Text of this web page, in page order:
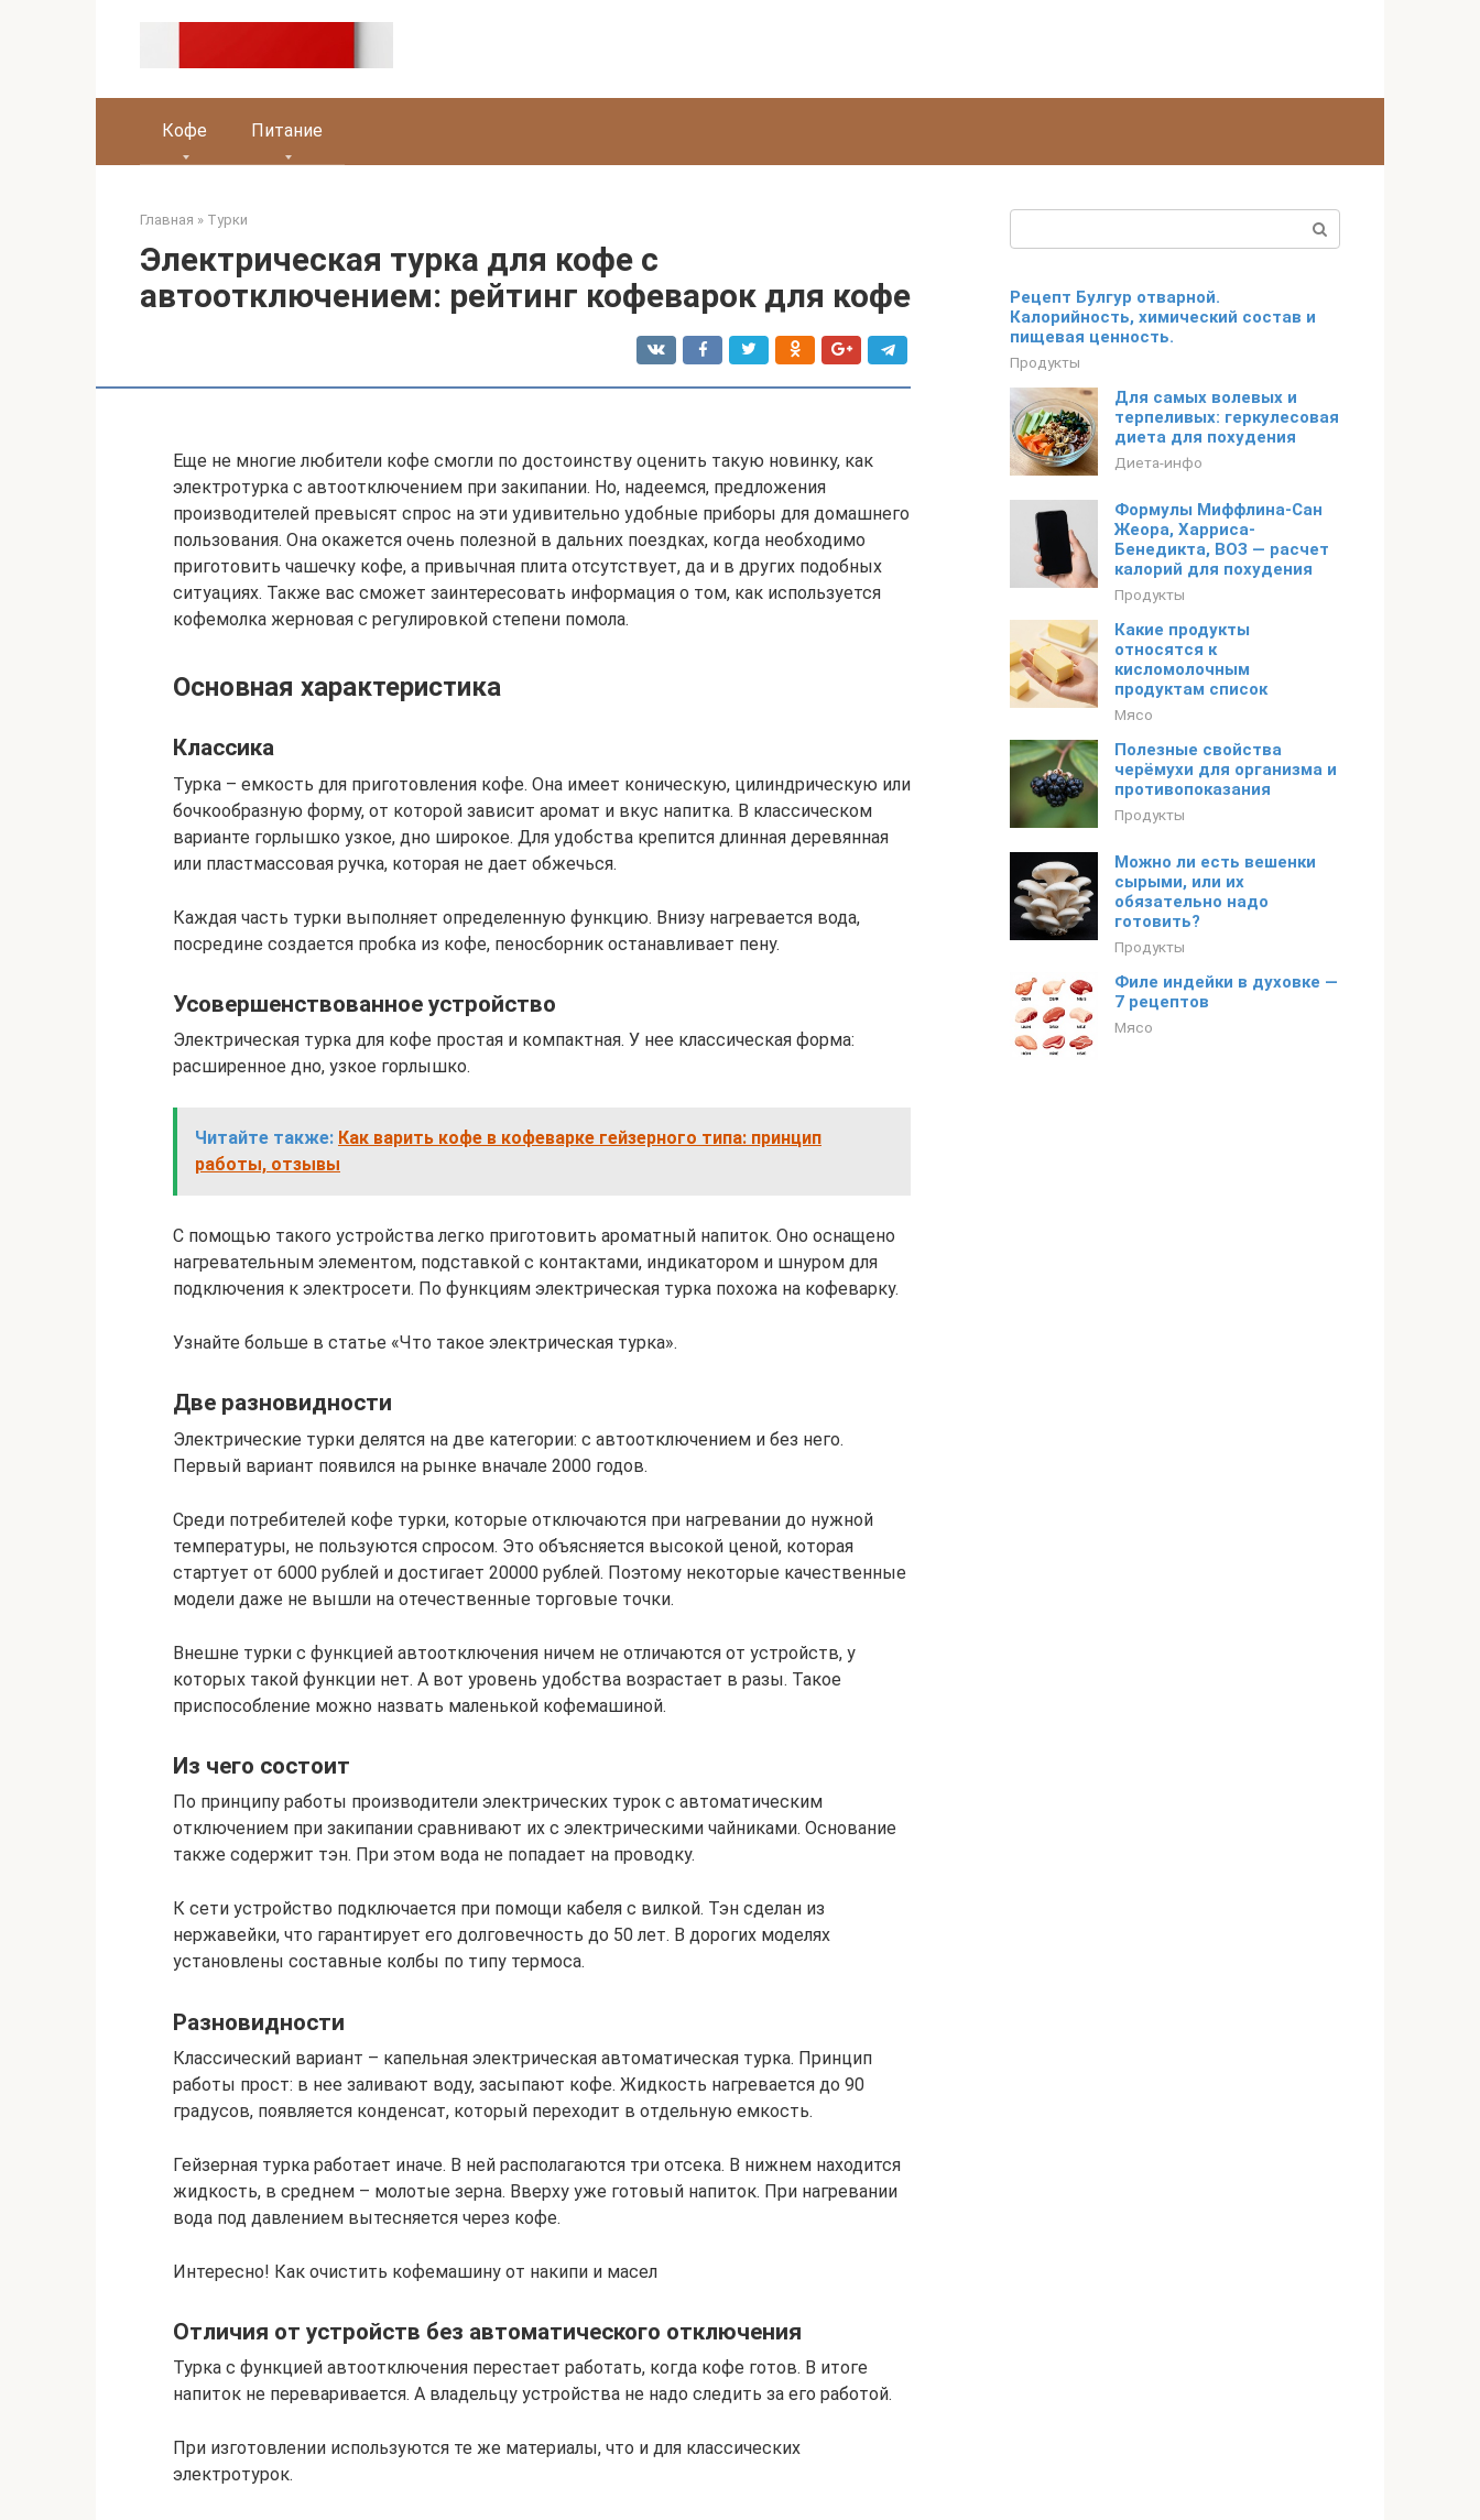
Кофе Питание
Главная » Турки
Электрическая турка для кофе с
автоотключением: рейтинг кофеварок для кофе
Еще не многие любители кофе смогли по достоинству оценить такую новинку, как
электротурка с автоотключением при закипании. Но, надеемся, предложения
производителей превысят спрос на эти удивительно удобные приборы для домашнего
пользования. Она окажется очень полезной в дальних поездках, когда необходимо
приготовить чашечку кофе, а привычная плита отсутствует, да и в других подобных
ситуациях. Также вас сможет заинтересовать информация о том, как используется
кофемолка жерновая с регулировкой степени помола.
Основная характеристика
Классика
Турка – емкость для приготовления кофе. Она имеет коническую, цилиндрическую или
бочкообразную форму, от которой зависит аромат и вкус напитка. В классическом
варианте горлышко узкое, дно широкое. Для удобства крепится длинная деревянная
или пластмассовая ручка, которая не дает обжечься.
Каждая часть турки выполняет определенную функцию. Внизу нагревается вода,
посредине создается пробка из кофе, пеносборник останавливает пену.
Усовершенствованное устройство
Электрическая турка для кофе простая и компактная. У нее классическая форма:
расширенное дно, узкое горлышко.
Читайте также: Как варить кофе в кофеварке гейзерного типа: принцип
работы, отзывы
С помощью такого устройства легко приготовить ароматный напиток. Оно оснащено
нагревательным элементом, подставкой с контактами, индикатором и шнуром для
подключения к электросети. По функциям электрическая турка похожа на кофеварку.
Узнайте больше в статье «Что такое электрическая турка».
Две разновидности
Электрические турки делятся на две категории: с автоотключением и без него.
Первый вариант появился на рынке вначале 2000 годов.
Среди потребителей кофе турки, которые отключаются при нагревании до нужной
температуры, не пользуются спросом. Это объясняется высокой ценой, которая
стартует от 6000 рублей и достигает 20000 рублей. Поэтому некоторые качественные
модели даже не вышли на отечественные торговые точки.
Внешне турки с функцией автоотключения ничем не отличаются от устройств, у
которых такой функции нет. А вот уровень удобства возрастает в разы. Такое
приспособление можно назвать маленькой кофемашиной.
Из чего состоит
По принципу работы производители электрических турок с автоматическим
отключением при закипании сравнивают их с электрическими чайниками. Основание
также содержит тэн. При этом вода не попадает на проводку.
К сети устройство подключается при помощи кабеля с вилкой. Тэн сделан из
нержавейки, что гарантирует его долговечность до 50 лет. В дорогих моделях
установлены составные колбы по типу термоса.
Разновидности
Классический вариант – капельная электрическая автоматическая турка. Принцип
работы прост: в нее заливают воду, засыпают кофе. Жидкость нагревается до 90
градусов, появляется конденсат, который переходит в отдельную емкость.
Гейзерная турка работает иначе. В ней располагаются три отсека. В нижнем находится
жидкость, в среднем – молотые зерна. Вверху уже готовый напиток. При нагревании
вода под давлением вытесняется через кофе.
Интересно! Как очистить кофемашину от накипи и масел
Отличия от устройств без автоматического отключения
Турка с функцией автоотключения перестает работать, когда кофе готов. В итоге
напиток не переваривается. А владельцу устройства не надо следить за его работой.
При изготовлении используются те же материалы, что и для классических
электротурок.
Рецепт Булгур отварной.
Калорийность, химический состав и
пищевая ценность.
Продукты
Для самых волевых и
терпеливых: геркулесовая
диета для похудения
Диета-инфо
Формулы Миффлина-Сан
Жеора, Харриса-
Бенедикта, ВОЗ — расчет
калорий для похудения
Продукты
Какие продукты
относятся к
кисломолочным
продуктам список
Мясо
Полезные свойства
черёмухи для организма и
противопоказания
Продукты
Можно ли есть вешенки
сырыми, или их
обязательно надо
готовить?
Продукты
Филе индейки в духовке —
7 рецептов
Мясо